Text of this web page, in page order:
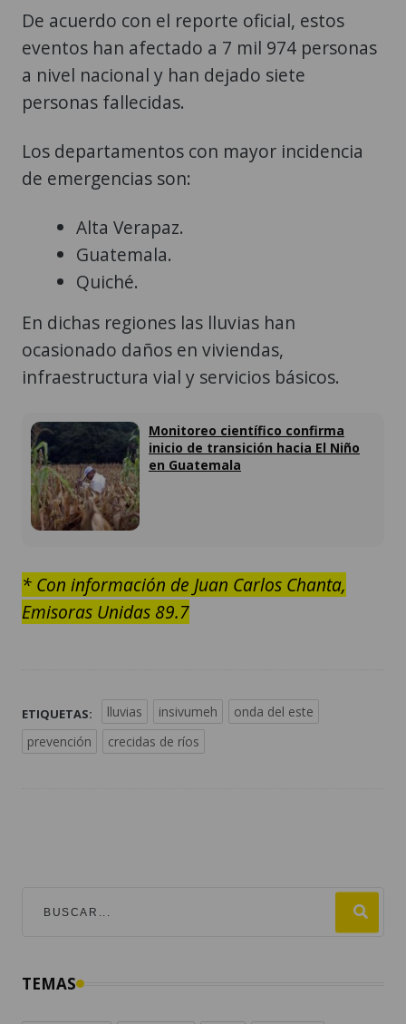
De acuerdo con el reporte oficial, estos
eventos han afectado a 7 mil 974 personas
a nivel nacional y han dejado siete
personas fallecidas.
Los departamentos con mayor incidencia
de emergencias son:
Alta Verapaz.
Guatemala.
Quiché.
En dichas regiones las lluvias han
ocasionado daños en viviendas,
infraestructura vial y servicios básicos.
Monitoreo científico confirma
inicio de transición hacia El Niño
en Guatemala
* Con información de Juan Carlos Chanta,
Emisoras Unidas 89.7
ETIQUETAS: lluvias insivumeh
onda del este
prevención
crecidas de ríos
TEMAS